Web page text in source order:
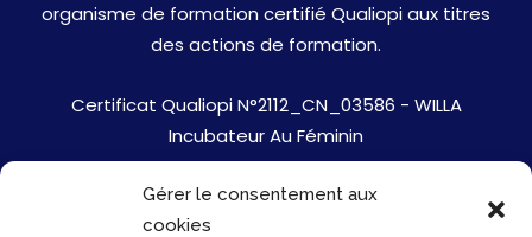
Gérer le consentement aux
cookies
organisme de formation certifié Qualiopi aux titres
des actions de formation.
Certificat Qualiopi N°2112_CN_03586 - WILLA
Incubateur Au Féminin
Jobs